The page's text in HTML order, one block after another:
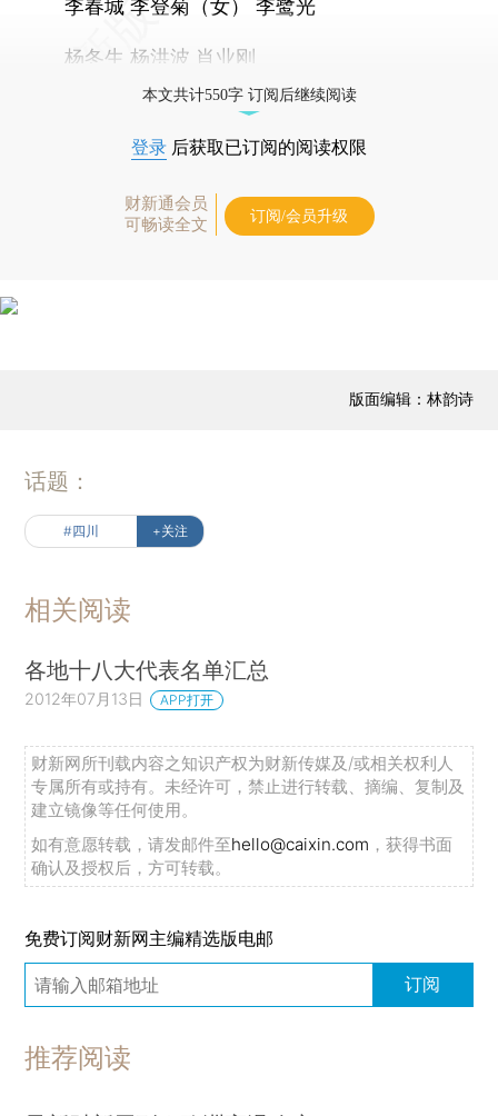
李春城 李登菊（女） 李鹭光
杨冬生 杨洪波 肖业刚
本文共计550字 订阅后继续阅读
登录 后获取已订阅的阅读权限
财新通会员
可畅读全文
订阅/会员升级
版面编辑：林韵诗
话题：
#四川 +关注
相关阅读
各地十八大代表名单汇总
2012年07月13日 APP打开
财新网所刊载内容之知识产权为财新传媒及/或相关权利人
专属所有或持有。未经许可，禁止进行转载、摘编、复制及
建立镜像等任何使用。
如有意愿转载，请发邮件至hello@caixin.com ，获得书面
确认及授权后，方可转载。
免费订阅财新网主编精选版电邮
订阅
推荐阅读